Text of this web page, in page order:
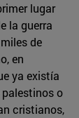
lugar
la guerra
de
en
ya existía
o
cristianos,